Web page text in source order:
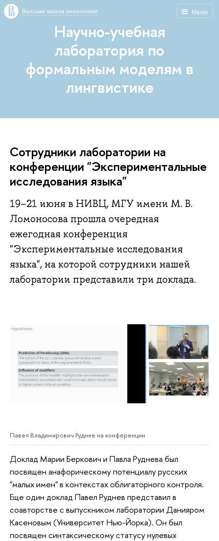
Меню
Высшая школа экономики
Научно-учебная
лаборатория по
формальным моделям в
лингвистике
Сотрудники лаборатории на
конференции "Экспериментальные
исследования языка"
19–21 июня в НИВЦ, МГУ имени М. В.
Ломоносова прошла очередная
ежегодная конференция
"Экспериментальные исследования
языка", на которой сотрудники нашей
лаборатории представили три доклада.
Павел Владимирович Руднев на конференции
Доклад Марии Беркович и Павла Руднева был
посвящен анафорическому потенциалу русских
"малых имен" в контекстах облигаторного контроля.
Еще один доклад Павел Руднев представил в
соавторстве с выпускником лаборатории Данияром
Касеновым (Университет Нью-Йорка). Он был
посвящен синтаксическому статусу нулевых